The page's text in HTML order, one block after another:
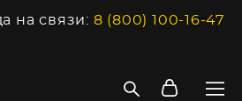
на связи: 8 (800) 100-16-47